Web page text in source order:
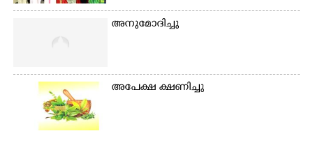
അനുമോദിച്ചു
അപേക്ഷ ക്ഷണിച്ചു